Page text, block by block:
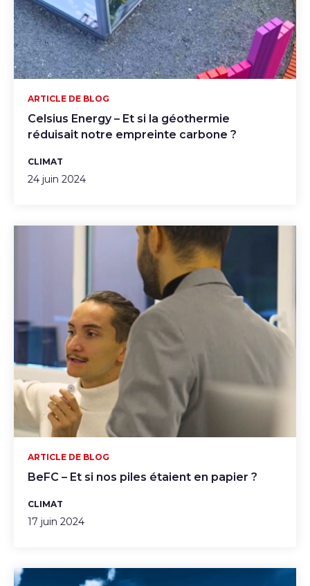
Celsius Energy – Et si la géothermie
réduisait notre empreinte carbone ?
ARTICLE DE BLOG
CLIMAT
24 juin 2024
BeFC – Et si nos piles étaient en papier ?
ARTICLE DE BLOG
CLIMAT
17 juin 2024